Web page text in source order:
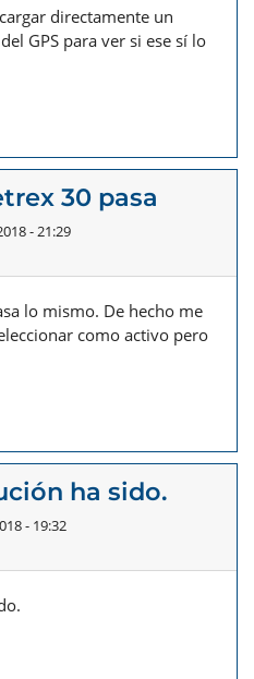
directamente un
GPS para ver si ese sí lo
30 pasa
- 21:29
lo mismo. De hecho me
como activo pero
ha sido.
- 19:32